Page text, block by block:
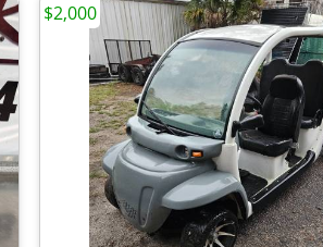
$2,000